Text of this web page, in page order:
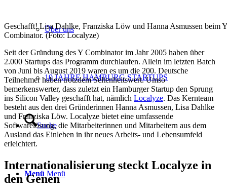
Über uns
10 JAHRE HAMBURG STARTUPS
Suche
Menü Menü
Geschafft! Lisa Dahlke, Franziska Löw und Hanna Asmussen beim Y
Combinator. (Foto: Localyze)
Seit der Gründung des Y Combinator im Jahr 2005 haben über
2.000 Startups das Programm durchlaufen. Allein im letzten Batch
von Juni bis August 2019 waren es um die 200. Deutsche
Teilnehmer haben trotzdem Seltenheitswert. Umso
bemerkenswerter, dass zuletzt ein Hamburger Startup den Sprung
ins Silicon Valley geschafft hat, nämlich Localyze. Das Kernteam
besteht aus den drei Gründerinnen Hanna Asmussen, Lisa Dahlke
und Franziska Löw. Localyze bietet eine umfassende
Softwarelösung, die Mitarbeiterinnen und Mitarbeitern aus dem
Ausland das Einleben in ihr neues Arbeits- und Lebensumfeld
erleichtert.
Internationalisierung steckt Localyze in
den Genen